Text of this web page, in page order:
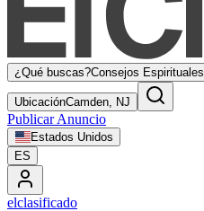
¿Qué buscas?Consejos Espirituales
UbicaciónCamden, NJ
Publicar Anuncio
Estados Unidos
ES
elclasificado